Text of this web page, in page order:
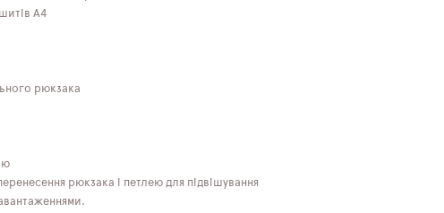
А4
рюкзака
рюкзака і петлею для підвішування